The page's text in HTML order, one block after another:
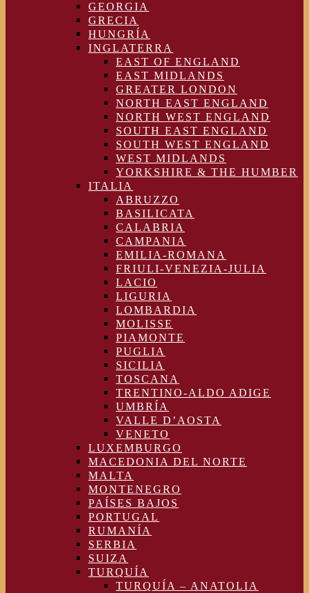
GEORGIA
GRECIA
HUNGRÍA
INGLATERRA
EAST OF ENGLAND
EAST MIDLANDS
GREATER LONDON
NORTH EAST ENGLAND
NORTH WEST ENGLAND
SOUTH EAST ENGLAND
SOUTH WEST ENGLAND
WEST MIDLANDS
YORKSHIRE & THE HUMBER
ITALIA
ABRUZZO
BASILICATA
CALABRIA
CAMPANIA
EMILIA-ROMANA
FRIULI-VENEZIA-JULIA
LACIO
LIGURIA
LOMBARDIA
MOLISSE
PIAMONTE
PUGLIA
SICILIA
TOSCANA
TRENTINO-ALDO ADIGE
UMBRÍA
VALLE D’AOSTA
VENETO
LUXEMBURGO
MACEDONIA DEL NORTE
MALTA
MONTENEGRO
PAÍSES BAJOS
PORTUGAL
RUMANÍA
SERBIA
SUIZA
TURQUÍA
TURQUÍA – ANATOLIA